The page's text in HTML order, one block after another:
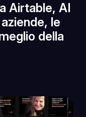
Airtable, AI
le
della